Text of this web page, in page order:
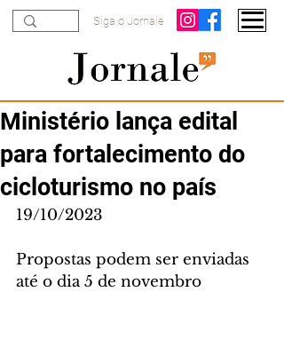
Siga o Jornale
Ministério lança edital
para fortalecimento do
cicloturismo no país
19/10/2023
Propostas podem ser enviadas
até o dia 5 de novembro